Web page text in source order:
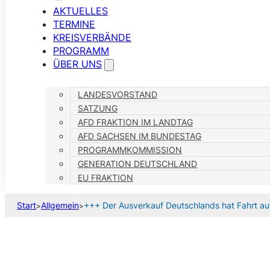
AKTUELLES
TERMINE
KREISVERBÄNDE
PROGRAMM
ÜBER UNS
LANDESVORSTAND
SATZUNG
AFD FRAKTION IM LANDTAG
AFD SACHSEN IM BUNDESTAG
PROGRAMMKOMMISSION
GENERATION DEUTSCHLAND
EU FRAKTION
Start>Allgemein>+++ Der Ausverkauf Deutschlands hat Fahrt